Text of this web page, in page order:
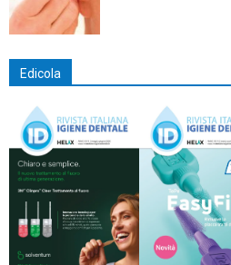
Edicola